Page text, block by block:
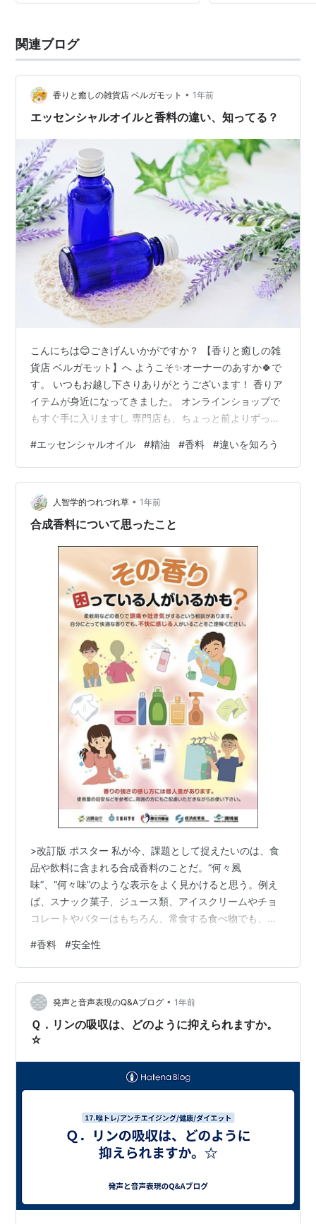
関連ブログ
香りと癒しの雑貨店 ベルガモット • 1年前
エッセンシャルオイルと香料の違い、知ってる？
こんにちは😊ごきげんいかがですか？ 【香りと癒しの雑
貨店 ベルガモット】へ ようこそ✨オーナーのあすか🍀で
す。 いつもお越し下さりありがとうございます！ 香りア
イテムが身近になってきました。 オンラインショップで
もすぐ手に入りますし 専門店も、ちょっと前よりずっと
間』時代を 影ながら支えてくれた最高のアイテム。 あれ
から数年が経ちましたが、 引き続き愛用される方も多い
のでしょう。 そんなわたしも、実はコロナ禍の間に アロ
マの勉強に集中しました。 「アロマオイル」「フレグラ
ンスオイル」 「精油」「エッセンシャルオイル」など 似
#エッセンシャルオイル #精油 #香料 #違いを知ろう
人智学的つれづれ草 • 1年前
合成香料について思ったこと
>改訂版 ポスター 私が今、課題として捉えたいのは、食
品や飲料に含まれる合成香料のことだ。“何々風
味”、“何々味”のような表示をよく見かけると思う。例え
ば、スナック菓子、ジュース類、アイスクリームやチョ
コレートやバターはもちろん、常食する食べ物でも、本
工香料は、しばしば合成化学物質を使用しているため、
過敏症の人々やアレルギーを持つ人々には影響を与える
可能性があると言われている。しかし、通常は規定され
た安全基準内で用いられているという話だが、本当に安
全なのだろうか？ 人工香料の種類は、甘い香りやフルー
ティな香りを持つエステル類、バニラの香りを再…
#香料 #安全性
発声と音声表現のQ&Aブログ • 1年前
Ｑ．リンの吸収は、どのように抑えられますか。
☆